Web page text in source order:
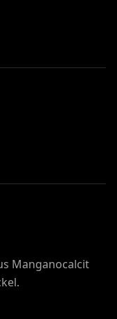
Manganocalcit